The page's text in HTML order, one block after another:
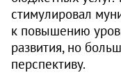
стимулировал
к повышению
развития, но
перспективу.